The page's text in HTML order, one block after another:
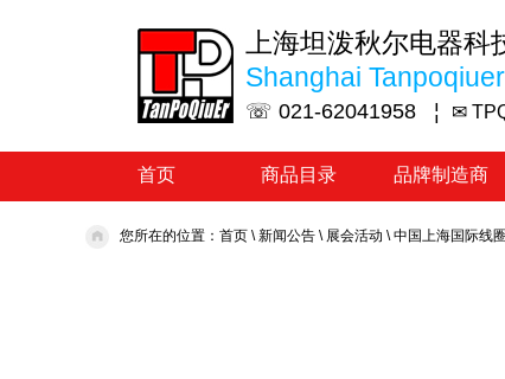
上海坦泼秋尔电器科
Shanghai
☏ 021-62041958 ¦ ✉
首页 商品目录 品牌制造商
您所在的位置： 首页 \新闻公告 \ 展会活动 \中国上海国际线